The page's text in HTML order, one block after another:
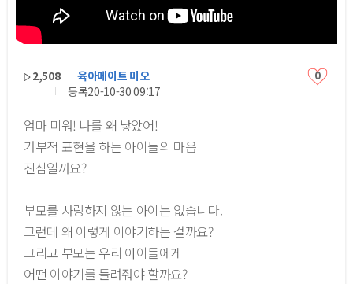
2,508
육아메이트 미오
등록20-10-30 09:17
0
엄마 미워! 나를 왜 낳았어!
거부적 표현을 하는 아이들의 마음
진심일까요?
부모를 사랑하지 않는 아이는 없습니다.
그런데 왜 이렇게 이야기하는 걸까요?
그리고 부모는 우리 아이들에게
어떤 이야기를 들려줘야 할까요?